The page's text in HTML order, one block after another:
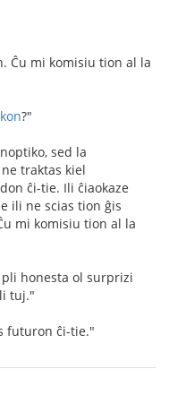
Ĉu mi komisiu tion al la
?"
sed la
traktas kiel
ĉi-tie. Ili ĉiaokaze
ili ne scias tion ĝis
mi komisiu tion al la
pli honesta ol surprizi
tuj."
futuron ĉi-tie."